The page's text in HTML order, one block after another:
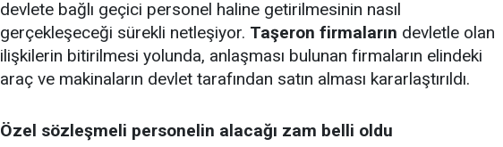
devlete bağlı geçici personel haline getirilmesinin nasıl
gerçekleşeceği sürekli netleşiyor. Taşeron firmaların devletle olan
ilişkilerin bitirilmesi yolunda, anlaşması bulunan firmaların elindeki
araç ve makinaların devlet tarafından satın alması kararlaştırıldı.
Özel sözleşmeli personelin alacağı zam belli oldu